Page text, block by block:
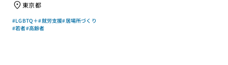
慶子さん【聞き手】
東京都
#LGBTQ＋#就労支援#居場所づくり
#若者#高齢者